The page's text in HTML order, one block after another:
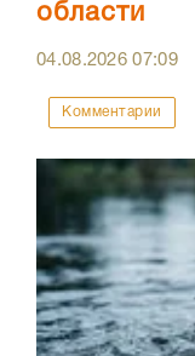
области
04.08.202607:09
Комментарии